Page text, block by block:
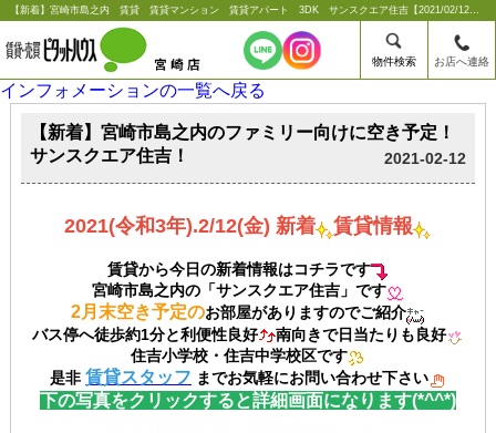
【新着】宮崎市島之内 賃貸 賃貸マンション 賃貸アパート 3DK サンスクエア住吉【2021/02/12更新】【新着】宮崎市島之内のファミリー向けに空き予定！サンスクエア住吉！ |宮崎市の賃貸のことならシーエス不動産コンサルタンツ【ピタットハウス宮崎店】
物件検索 お店へ連絡
インフォメーションの一覧へ戻る
【新着】宮崎市島之内のファミリー向けに空き予定！
サンスクエア住吉！
2021-02-12
2021(令和3年).2/12(金) 新着 賃貸情報
賃貸から今日の新着情報はコチラです
宮崎市島之内の「サンスクエア住吉」です
2月末空き予定のお部屋がありますのでご紹介
バス停へ徒歩約1分と利便性良好
南向きで日当たりも良好
住吉小学校・住吉中学校区です
是非 賃貸スタッフ までお気軽にお問い合わせ下さい
下の写真をクリックすると詳細画面になります(*^^*)